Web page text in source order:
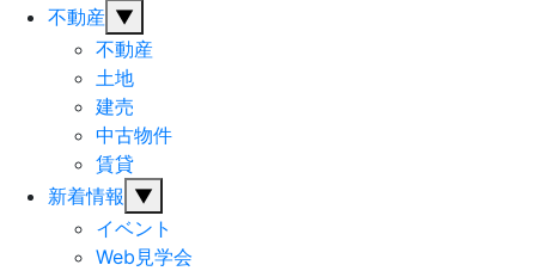
不動産 ▼
不動産
土地
建売
中古物件
賃貸
新着情報 ▼
イベント
Web見学会